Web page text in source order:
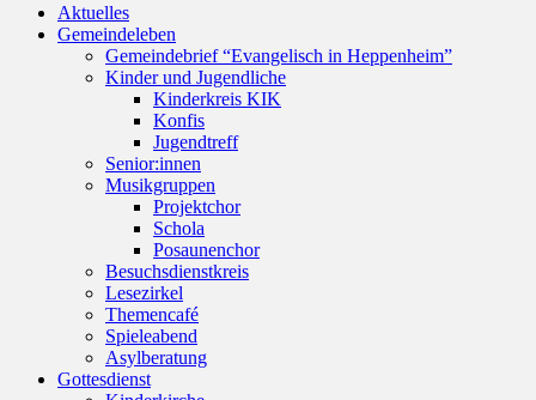
oben
scrollen
Aktuelles
Gemeindeleben
Gemeindebrief “Evangelisch in Heppenheim”
Kinder und Jugendliche
Kinderkreis KIK
Konfis
Jugendtreff
Senior:innen
Musikgruppen
Projektchor
Schola
Posaunenchor
Besuchsdienstkreis
Lesezirkel
Themencafé
Spieleabend
Asylberatung
Gottesdienst